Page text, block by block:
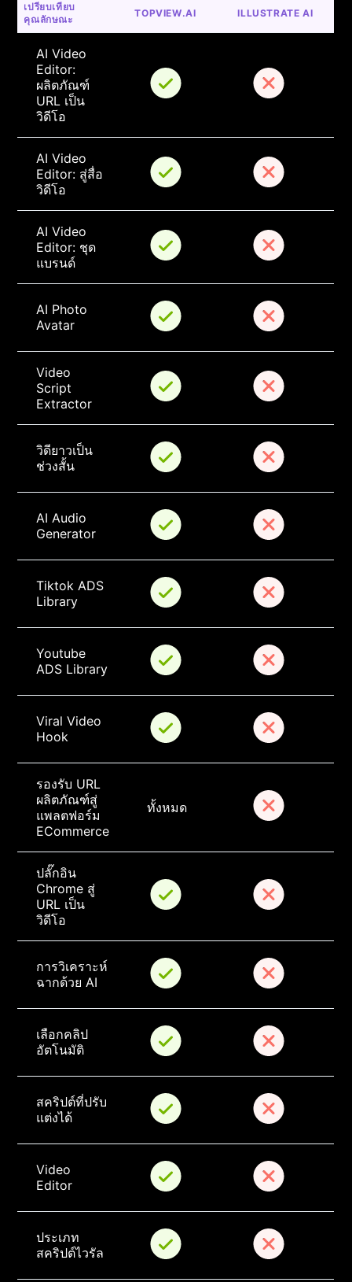
เปรียบเทียบ
คุณลักษณะ
TOPVIEW.AI ILLUSTRATE AI
AI Video
Editor:
ผลิตภัณฑ์
URL เป็น
วิดีโอ
AI Video
Editor: สู่สื่อ
วิดีโอ
AI Video
Editor: ชุด
แบรนด์
AI Photo
Avatar
Video
Script
Extractor
วิดียาวเป็น
ช่วงสั้น
AI Audio
Generator
Tiktok ADS
Library
Youtube
ADS Library
Viral Video
Hook
รองรับ URL
ผลิตภัณฑ์สู่
แพลตฟอร์ม
ECommerce
ทั้งหมด
ปลั๊กอิน
Chrome สู่
URL เป็น
วิดีโอ
การวิเคราะห์
ฉากด้วย AI
เลือกคลิป
อัตโนมัติ
สคริปต์ที่ปรับ
แต่งได้
Video
Editor
ประเภท
สคริปต์ไวรัล